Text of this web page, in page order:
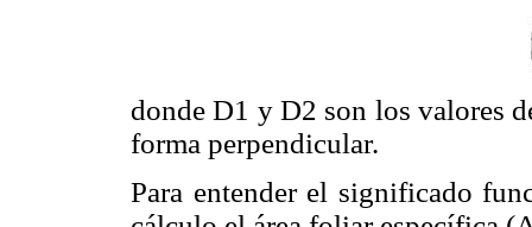
donde D1 y D2 son los valores
forma perpendicular.
Para entender el significado